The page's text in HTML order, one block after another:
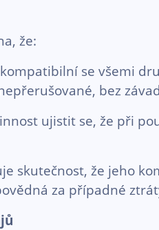
že:
se všemi
bez
ujistit se, že při
skutečnost, že jeho
za případné